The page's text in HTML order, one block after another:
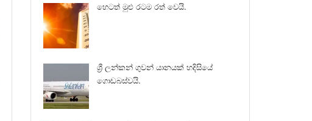
හෙටත් මුළු රටම රත් වෙයි.
ශ්‍රී ලන්කන් ගුවන් යානයක් හදිසියේ
ගොඩබස්වයි.